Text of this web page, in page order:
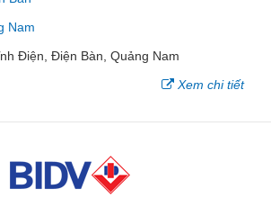
Nam
Điện, Điện Bàn, Quảng Nam
Xem chi tiết